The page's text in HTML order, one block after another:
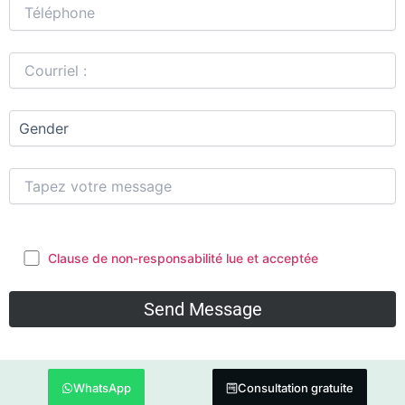
Clause de non-responsabilité lue et acceptée
WhatsApp Consultation gratuite